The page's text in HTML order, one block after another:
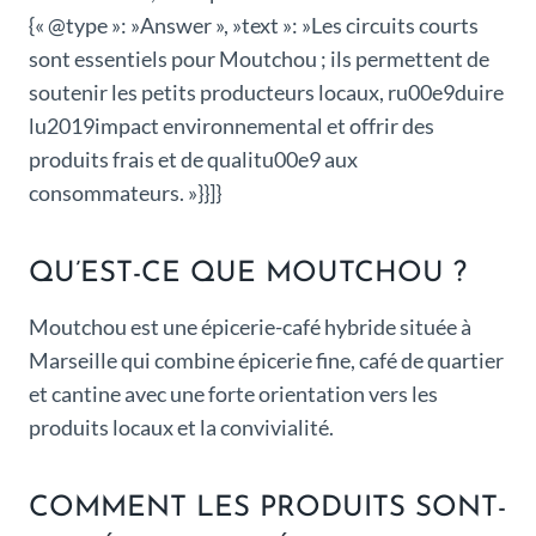
{« @type »: »Answer », »text »: »Les circuits courts
sont essentiels pour Moutchou ; ils permettent de
soutenir les petits producteurs locaux, ru00e9duire
lu2019impact environnemental et offrir des
produits frais et de qualitu00e9 aux
consommateurs. »}}]}
QU’EST-CE QUE MOUTCHOU ?
Moutchou est une épicerie-café hybride située à
Marseille qui combine épicerie fine, café de quartier
et cantine avec une forte orientation vers les
produits locaux et la convivialité.
COMMENT LES PRODUITS SONT-